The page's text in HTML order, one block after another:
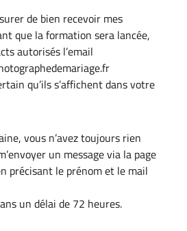
de bien recevoir mes
que la formation sera lancée,
autorisés l’email
qu’ils s’affichent dans votre
vous n’avez toujours rien
un message via la page
précisant le prénom et le mail
un délai de 72 heures.